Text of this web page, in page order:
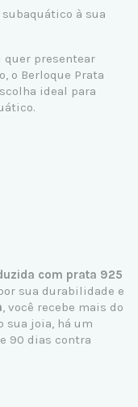
à sua
quer presentear
o Berloque Prata
ideal para
com prata 925
sua durabilidade e
, você recebe mais do
sua joia, há um
90 dias contra